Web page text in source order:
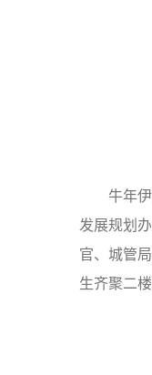
牛年
发展规划
官、城管
生齐聚二